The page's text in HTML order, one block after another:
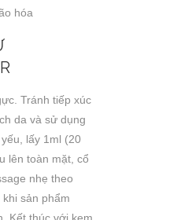
hóa
Tránh tiếp xúc
da và sử dụng
lấy 1ml (20
lên toàn mặt, cổ
nhẹ theo
sản phẩm